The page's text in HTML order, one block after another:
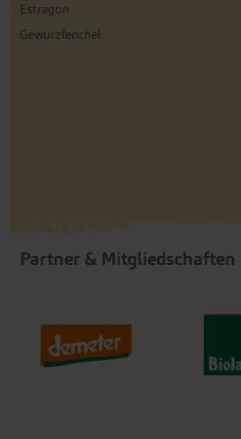
Estragon
Gewürzfenchel
Partner & Mitgliedschaften